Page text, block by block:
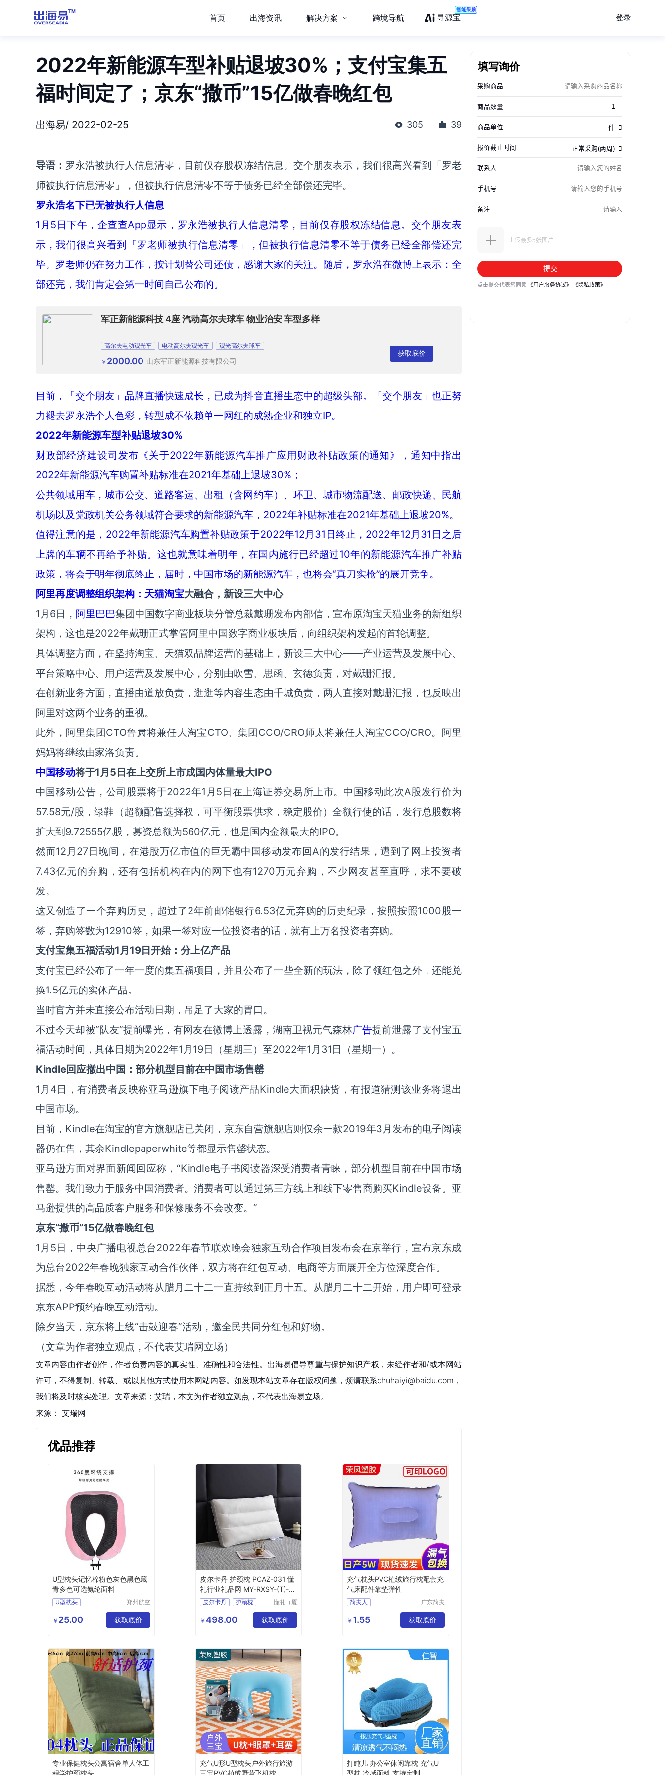
首页 出海资讯 解决方案 跨境导航 寻源宝
智能采购
登录
2022年新能源车型补贴退坡30%；支付宝集五
福时间定了；京东“撒币”15亿做春晚红包
出海易/ 2022-02-25 305 39
导语： 罗永浩被执行人信息清零，目前仅存股权冻结信息。交个朋友表示，我们很高兴看到「罗老
师被执行信息清零」，但被执行信息清零不等于债务已经全部偿还完毕。
罗永浩名下已无被执行人信息
1月5日下午，企查查App显示，罗永浩被执行人信息清零，目前仅存股权冻结信息。交个朋友表
示，我们很高兴看到「罗老师被执行信息清零」，但被执行信息清零不等于债务已经全部偿还完
毕。罗老师仍在努力工作，按计划替公司还债，感谢大家的关注。随后，罗永浩在微博上表示：全
部还完，我们肯定会第一时间自己公布的。
军正新能源科技 4座 汽动高尔夫球车 物业治安 车型多样
高尔夫电动观光车 电动高尔夫观光车 观光高尔夫球车
￥ 2000.00 山东军正新能源科技有限公司
获取底价
目前，「交个朋友」品牌直播快速成长，已成为抖音直播生态中的超级头部。「交个朋友」也正努
力褪去罗永浩个人色彩，转型成不依赖单一网红的成熟企业和独立IP。
2022年新能源车型补贴退坡30%
财政部经济建设司发布《关于2022年新能源汽车推广应用财政补贴政策的通知》，通知中指出
2022年新能源汽车购置补贴标准在2021年基础上退坡30%；
公共领域用车，城市公交、道路客运、出租（含网约车）、环卫、城市物流配送、邮政快递、民航
机场以及党政机关公务领域符合要求的新能源汽车，2022年补贴标准在2021年基础上退坡20%。
值得注意的是，2022年新能源汽车购置补贴政策于2022年12月31日终止，2022年12月31日之后
上牌的车辆不再给予补贴。这也就意味着明年，在国内施行已经超过10年的新能源汽车推广补贴
政策，将会于明年彻底终止，届时，中国市场的新能源汽车，也将会“真刀实枪”的展开竞争。
阿里再度调整组织架构：天猫淘宝大融合，新设三大中心
1月6日， 阿里巴巴集团中国数字商业板块分管总裁戴珊发布内部信，宣布原淘宝天猫业务的新组织
架构，这也是2022年戴珊正式掌管阿里中国数字商业板块后，向组织架构发起的首轮调整。
具体调整方面，在坚持淘宝、天猫双品牌运营的基础上，新设三大中心——产业运营及发展中心、
平台策略中心、用户运营及发展中心，分别由吹雪、思函、玄德负责，对戴珊汇报。
在创新业务方面，直播由道放负责，逛逛等内容生态由千城负责，两人直接对戴珊汇报，也反映出
阿里对这两个业务的重视。
此外，阿里集团CTO鲁肃将兼任大淘宝CTO、集团CCO/CRO师太将兼任大淘宝CCO/CRO。阿里
妈妈将继续由家洛负责。
中国移动将于1月5日在上交所上市成国内体量最大IPO
中国移动公告，公司股票将于2022年1月5日在上海证券交易所上市。中国移动此次A股发行价为
57.58元/股，绿鞋（超额配售选择权，可平衡股票供求，稳定股价）全额行使的话，发行总股数将
扩大到9.72555亿股，募资总额为560亿元，也是国内金额最大的IPO。
然而12月27日晚间，在港股万亿市值的巨无霸中国移动发布回A的发行结果，遭到了网上投资者
7.43亿元的弃购，还有包括机构在内的网下也有1270万元弃购，不少网友甚至直呼，求不要破
发。
这又创造了一个弃购历史，超过了2年前邮储银行6.53亿元弃购的历史纪录，按照按照1000股一
签，弃购签数为12910签，如果一签对应一位投资者的话，就有上万名投资者弃购。
支付宝集五福活动1月19日开始：分上亿产品
支付宝已经公布了一年一度的集五福项目，并且公布了一些全新的玩法，除了领红包之外，还能兑
换1.5亿元的实体产品。
当时官方并未直接公布活动日期，吊足了大家的胃口。
不过今天却被“队友”提前曝光，有网友在微博上透露，湖南卫视元气森林广告提前泄露了支付宝五
福活动时间，具体日期为2022年1月19日（星期三）至2022年1月31日（星期一）。
Kindle回应撤出中国：部分机型目前在中国市场售罄
1月4日，有消费者反映称亚马逊旗下电子阅读产品Kindle大面积缺货，有报道猜测该业务将退出
中国市场。
目前，Kindle在淘宝的官方旗舰店已关闭，京东自营旗舰店则仅余一款2019年3月发布的电子阅读
器仍在售，其余Kindlepaperwhite等都显示售罄状态。
亚马逊方面对界面新闻回应称，“Kindle电子书阅读器深受消费者青睐，部分机型目前在中国市场
售罄。我们致力于服务中国消费者。消费者可以通过第三方线上和线下零售商购买Kindle设备。亚
马逊提供的高品质客户服务和保修服务不会改变。”
京东“撒币”15亿做春晚红包
1月5日，中央广播电视总台2022年春节联欢晚会独家互动合作项目发布会在京举行，宣布京东成
为总台2022年春晚独家互动合作伙伴，双方将在红包互动、电商等方面展开全方位深度合作。
据悉，今年春晚互动活动将从腊月二十二一直持续到正月十五。从腊月二十二开始，用户即可登录
京东APP预约春晚互动活动。
除夕当天，京东将上线“击鼓迎春”活动，邀全民共同分红包和好物。
（文章为作者独立观点，不代表艾瑞网立场）
文章内容由作者创作，作者负责内容的真实性、准确性和合法性。出海易倡导尊重与保护知识产权，未经作者和/或本网站
许可，不得复制、转载、或以其他方式使用本网站内容。如发现本站文章存在版权问题，烦请联系chuhaiyi@baidu.com，
我们将及时核实处理。文章来源：艾瑞，本文为作者独立观点，不代表出海易立场。
来源： 艾瑞网
优品推荐
U型枕头记忆棉粉色灰色黑色藏
青多色可选氨纶面料
U型枕头
郑州航空
鑫日用百
货店
￥ 25.00 获取底价
皮尔卡丹 护颈枕 PCAZ-031 懂
礼行业礼品网 MY-RXSY-(T)-16
9皮尔卡丹
护颈枕
行业礼品网
懂礼（厦
链有限公
司
￥ 498.00 获取底价
充气枕头PVC植绒旅行枕配套充
气床配件靠垫弹性
简夫人
广东简夫
限公司
￥ 1.55 获取底价
专业保健枕头公寓宿舍单人体工
程学护颈枕头
充气U形U型枕头户外旅行旅游
三宝PVC植绒野营飞机枕
打盹儿 办公室休闲靠枕 充气U
型枕 冷感面料 支持定制
填写询价